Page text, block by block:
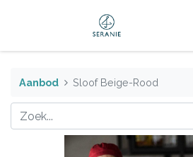
Aanbod Sloof Beige-Rood